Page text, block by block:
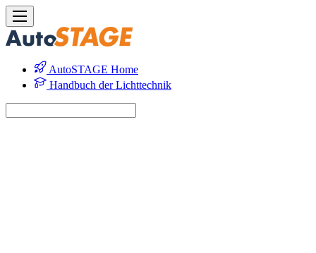
AutoSTAGE Home
Handbuch der Lichttechnik